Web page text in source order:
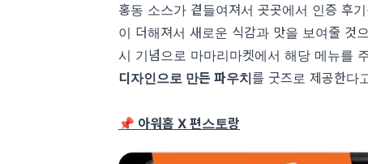
홍동 소스가 곁들여져서 곳곳에서 인증 후
이 더해져서 새로운 식감과 맛을 보여줄
시 기념으로 마마리마켓에서 해당 메뉴를
디자인으로 만든 파우치를 굿즈로 제공한다
📌 아워홈 X 편스토랑